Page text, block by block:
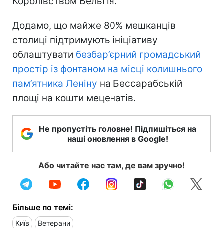
Додамо, що майже 80% мешканців
столиці підтримують ініціативу
облаштувати безбар’єрний громадський
простір із фонтаном на місці колишнього
пам’ятника Леніну на Бессарабській
площі на кошти меценатів.
Не пропустіть головне! Підпишіться на
наші оновлення в Google!
Або читайте нас там, де вам зручно!
Більше по темі:
Київ Ветерани